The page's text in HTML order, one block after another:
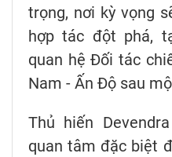
trọng, nơi kỳ vọng
hợp tác đột phá,
quan hệ Đối tác
Nam - Ấn Độ sau
Thủ hiến
quan tâm đặc biệt